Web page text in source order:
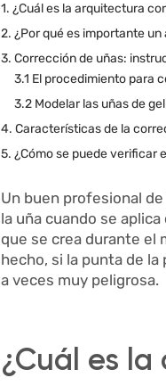
1. ¿Cuál es la arquitectura
2. ¿Por qué es importante
3. Corrección de uñas:
3.1 El procedimiento para
3.2 Modelar las uñas de
4. Características de la
5. ¿Cómo se puede verificar
Un buen profesional
la uña cuando se
que se crea durante el
hecho, si la punta de
a veces muy peligrosa.
¿Cuál es